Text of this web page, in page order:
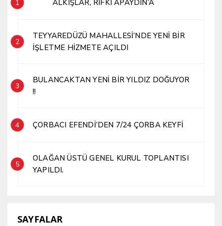
1 ALKIŞLAR, RIFKI APAYDIN’A
2
TEYYAREDÜZÜ MAHALLESİ’NDE YENİ BİR
İŞLETME HİZMETE AÇILDI
3
BULANCAKTAN YENİ BİR YILDIZ DOĞUYOR
!!
4 ÇORBACI EFENDİ’DEN 7/24 ÇORBA KEYFİ
5
OLAĞAN ÜSTÜ GENEL KURUL TOPLANTISI
YAPILDI.
SAYFALAR